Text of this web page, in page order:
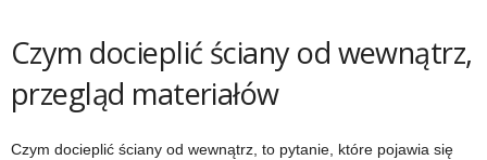
Czym docieplić ściany od wewnątrz,
przegląd materiałów
Czym docieplić ściany od wewnątrz, to pytanie, które pojawia się